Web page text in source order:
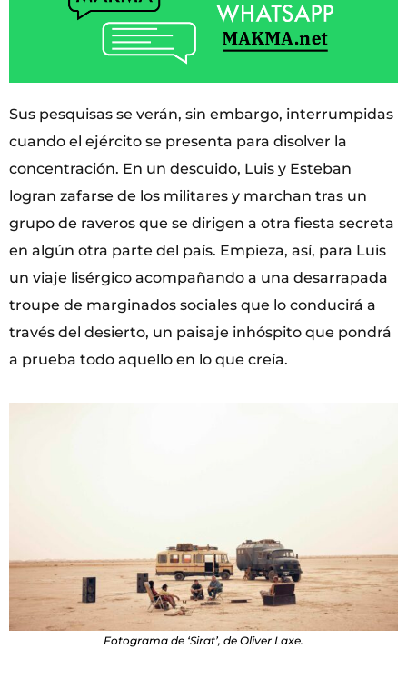
Sus pesquisas se verán, sin embargo, interrumpidas
cuando el ejército se presenta para disolver la
concentración. En un descuido, Luis y Esteban
logran zafarse de los militares y marchan tras un
grupo de raveros que se dirigen a otra fiesta secreta
en algún otra parte del país. Empieza, así, para Luis
un viaje lisérgico acompañando a una desarrapada
troupe de marginados sociales que lo conducirá a
través del desierto, un paisaje inhóspito que pondrá
a prueba todo aquello en lo que creía.
Fotograma de ‘Sirat’, de Oliver Laxe.